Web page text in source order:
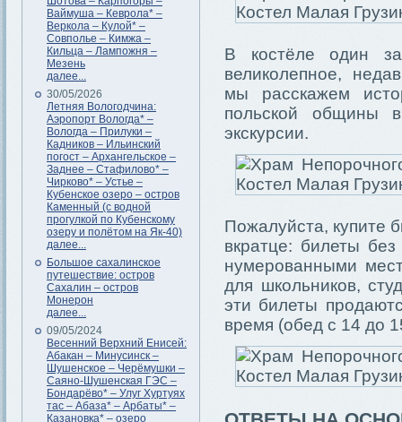
Ваймуша – Кеврола* –
Веркола – Кулой* –
Совполье – Кимжа –
Кильца – Лампожня –
Мезень
далее...
30/05/2026
Летняя Вологодчина:
Аэропорт Вологда* –
Вологда – Прилуки –
Кадников – Ильинский
погост – Архангельское –
Заднее – Стафилово* –
Чирково* – Устье –
Кубенское озеро – остров
Каменный (с водной
прогулкой по Кубенскому
озеру и полётом на Як-40)
далее...
Большое сахалинское
путешествие: остров
Сахалин – остров
Монерон
далее...
09/05/2024
Весенний Верхний Енисей:
Абакан – Минусинск –
Шушенское – Черёмушки –
Саяно-Шушенская ГЭС –
Бондарёво* – Улуг Хуртуях
тас – Абаза* – Арбаты* –
Казановка* – озеро
В костёле один
великолепное,
мы расскажем
польской общины
экскурсии.
Пожалуйста, купите
вкратце: билеты
нумерованными
для школьников,
эти билеты
время (обед с 14 до